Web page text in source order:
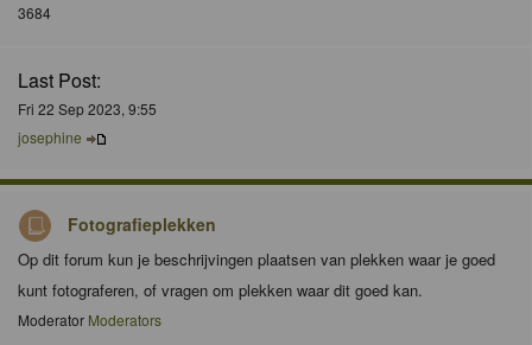
3684
Last Post:
Fri 22 Sep 2023, 9:55
josephine
Fotografieplekken
Op dit forum kun je beschrijvingen plaatsen van plekken waar je goed
kunt fotograferen, of vragen om plekken waar dit goed kan.
Moderator Moderators